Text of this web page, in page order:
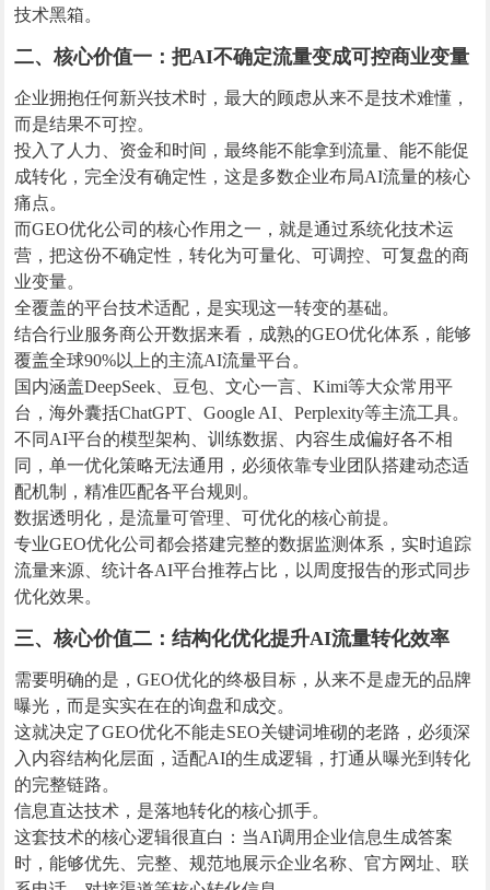
技术黑箱。
二、核心价值一：把AI不确定流量变成可控商业变量
企业拥抱任何新兴技术时，最大的顾虑从来不是技术难懂，
而是结果不可控。
投入了人力、资金和时间，最终能不能拿到流量、能不能促
成转化，完全没有确定性，这是多数企业布局AI流量的核心
痛点。
而GEO优化公司的核心作用之一，就是通过系统化技术运
营，把这份不确定性，转化为可量化、可调控、可复盘的商
业变量。
全覆盖的平台技术适配，是实现这一转变的基础。
结合行业服务商公开数据来看，成熟的GEO优化体系，能够
覆盖全球90%以上的主流AI流量平台。
国内涵盖DeepSeek、豆包、文心一言、Kimi等大众常用平
台，海外囊括ChatGPT、Google AI、Perplexity等主流工具。
不同AI平台的模型架构、训练数据、内容生成偏好各不相
同，单一优化策略无法通用，必须依靠专业团队搭建动态适
配机制，精准匹配各平台规则。
数据透明化，是流量可管理、可优化的核心前提。
专业GEO优化公司都会搭建完整的数据监测体系，实时追踪
流量来源、统计各AI平台推荐占比，以周度报告的形式同步
优化效果。
三、核心价值二：结构化优化提升AI流量转化效率
需要明确的是，GEO优化的终极目标，从来不是虚无的品牌
曝光，而是实实在在的询盘和成交。
这就决定了GEO优化不能走SEO关键词堆砌的老路，必须深
入内容结构化层面，适配AI的生成逻辑，打通从曝光到转化
的完整链路。
信息直达技术，是落地转化的核心抓手。
这套技术的核心逻辑很直白：当AI调用企业信息生成答案
时，能够优先、完整、规范地展示企业名称、官方网址、联